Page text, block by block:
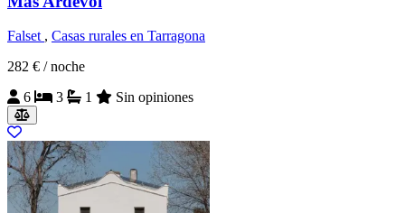
Falset , Casas rurales en Tarragona
282 € / noche
6
3 1 Sin opiniones